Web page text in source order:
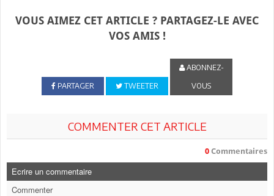
VOUS AIMEZ CET ARTICLE ? PARTAGEZ-LE AVEC
VOS AMIS !
PARTAGER TWEETER
ABONNEZ-
VOUS
COMMENTER CET ARTICLE
0 Commentaires
Ecrire un commentaire
Commenter